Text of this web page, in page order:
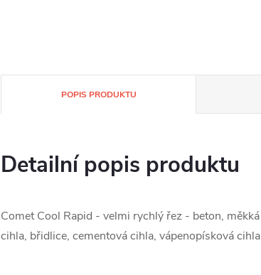
POPIS PRODUKTU
Detailní popis produktu
Comet Cool Rapid - velmi rychlý řez - beton, měkká
cihla, břidlice, cementová cihla, vápenopísková cihla